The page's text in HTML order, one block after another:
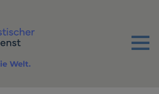
Menu
Welt.